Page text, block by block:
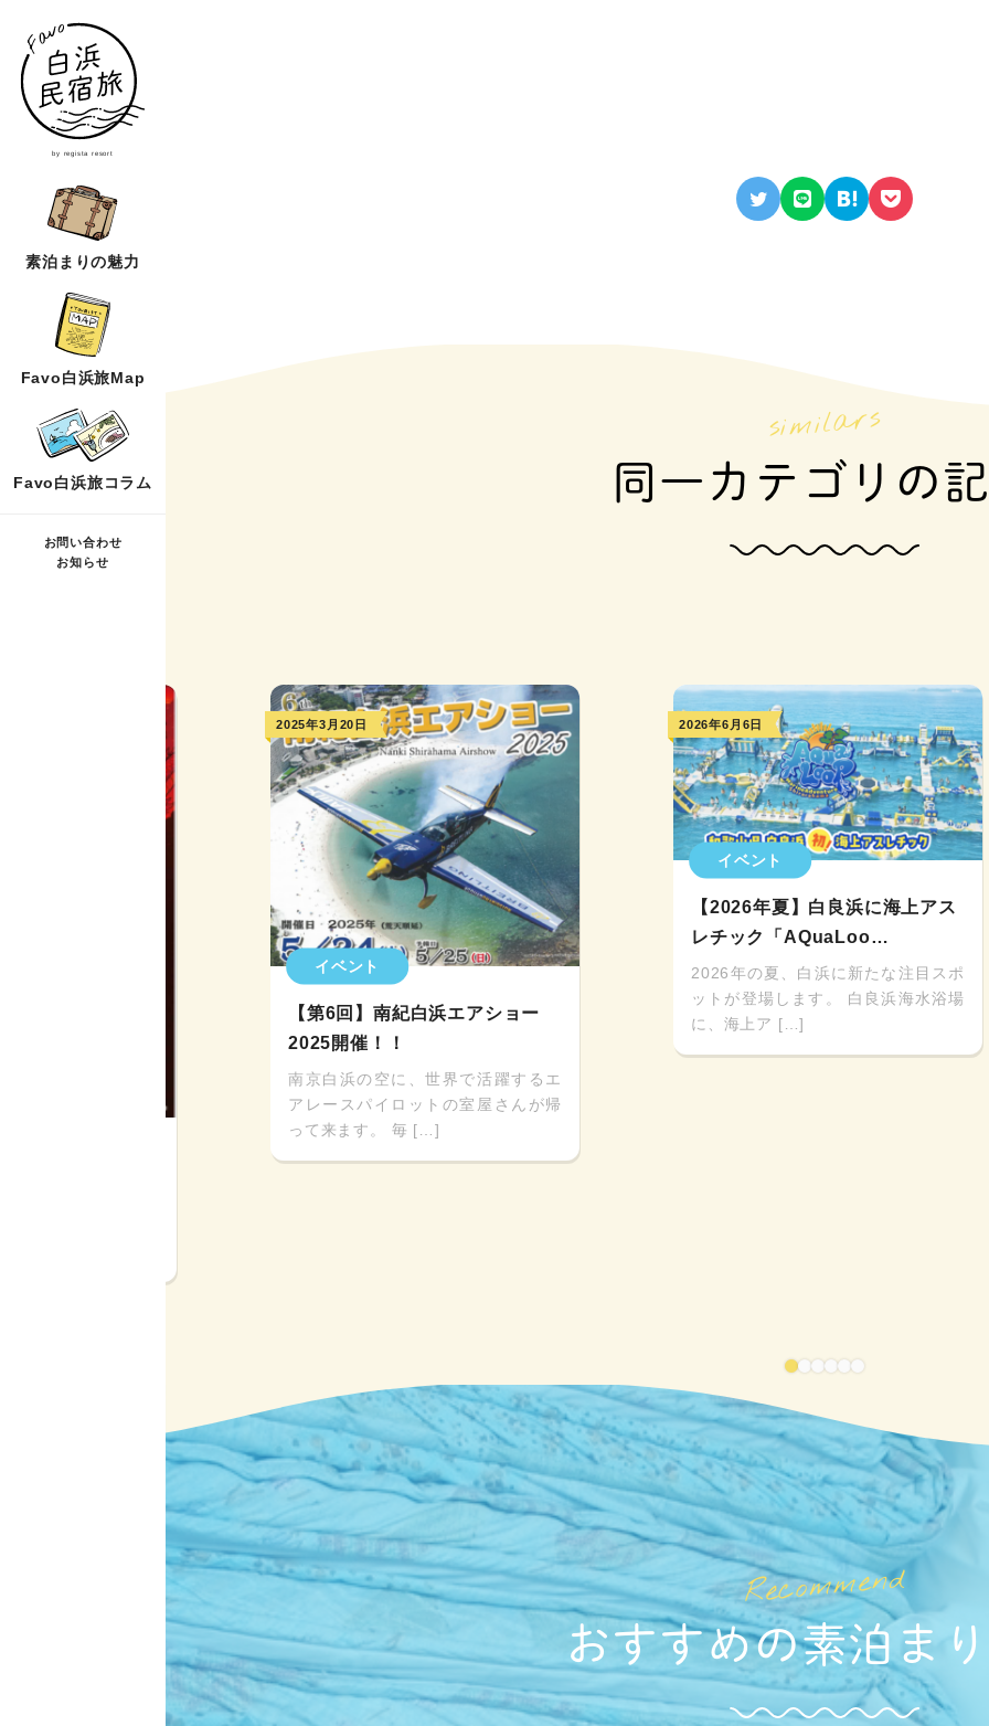
by regista resort
素泊まりの魅力
Favo白浜旅Map
Favo白浜旅コラム
お問い合わせ
お知らせ
同一カテゴリの
2025年3月20日
イベント
【第6回】南紀白浜エアショー
2025開催！！
南京白浜の空に、世界で活躍するエ
アレースパイロットの室屋さんが帰
って来ます。 毎 […]
2026年6月6日
イベント
【2026年夏】白良浜に海上アス
レチック「AQuaLoo…
2026年の夏、白浜に新たな注目スポ
ットが登場します。 白良浜海水浴場
に、海上ア […]
おすすめの素泊ま